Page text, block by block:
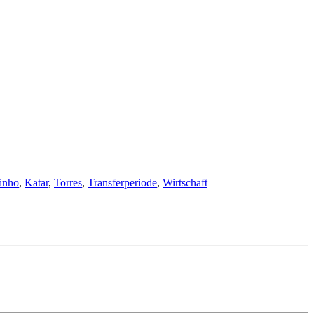
, Katar, Torres, Transferperiode, Wirtschaft